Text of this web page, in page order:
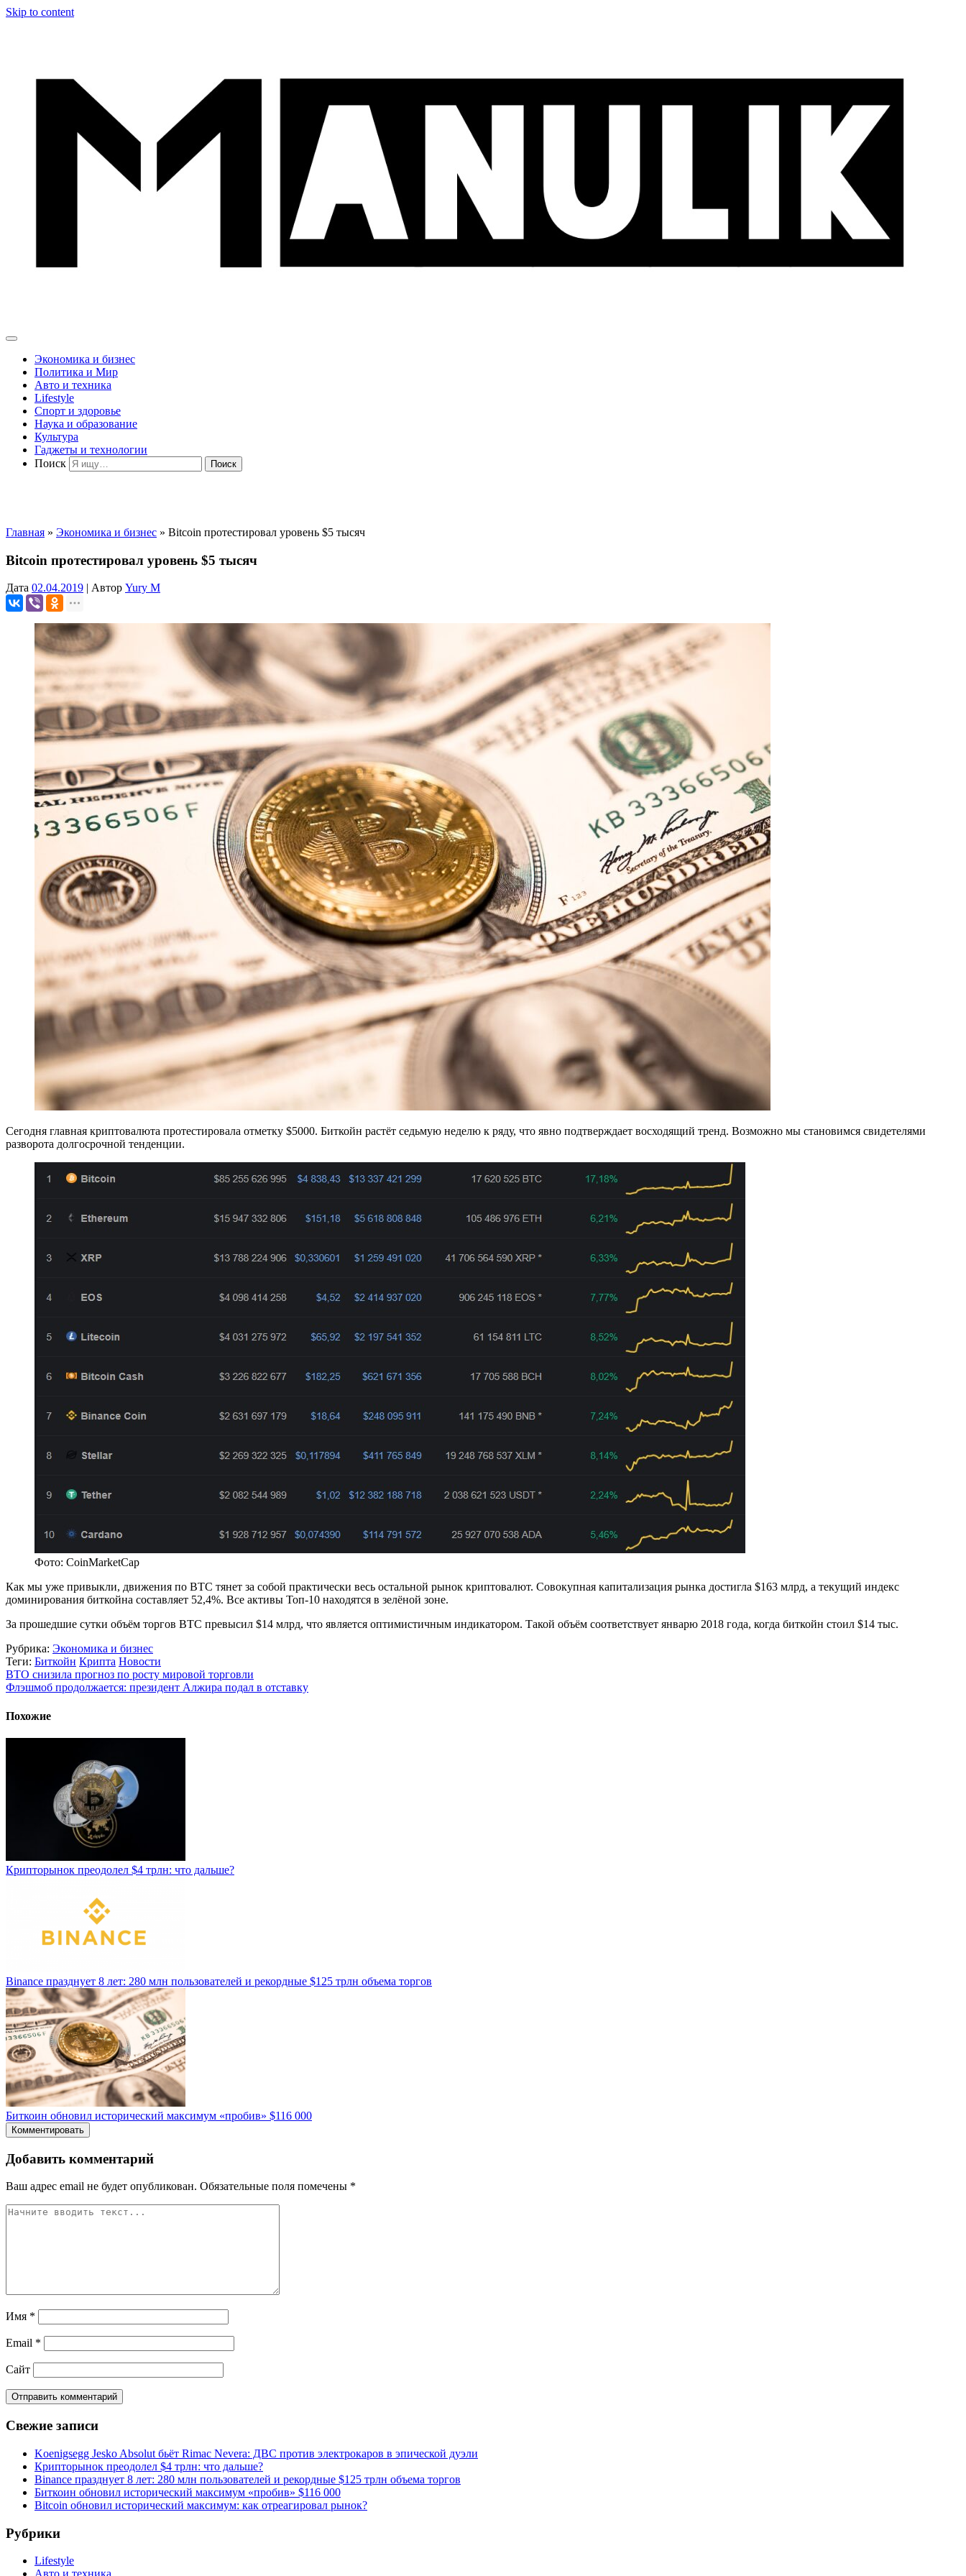
Skip to content
Экономика и бизнес
Политика и Мир
Авто и техника
Lifestyle
Спорт и здоровье
Наука и образование
Культура
Гаджеты и технологии
Поиск
Главная » Экономика и бизнес » Bitcoin протестировал уровень $5 тысяч
Bitcoin протестировал уровень $5 тысяч
Дата 02.04.2019 | Автор Yury M
Сегодня главная криптовалюта протестировала отметку $5000. Биткойн растёт седьмую неделю к ряду, что явно подтверждает восходящий тренд. Возможно мы становимся свидетелями
разворота долгосрочной тенденции.
Фото: CoinMarketCap
Как мы уже привыкли, движения по BTC тянет за собой практически весь остальной рынок криптовалют. Совокупная капитализация рынка достигла $163 млрд, а текущий индекс
доминирования биткойна составляет 52,4%. Все активы Топ-10 находятся в зелёной зоне.
За прошедшие сутки объём торгов BTC превысил $14 млрд, что является оптимистичным индикатором. Такой объём соответствует январю 2018 года, когда биткойн стоил $14 тыс.
Рубрика: Экономика и бизнес
Теги: Биткойн Крипта Новости
ВТО снизила прогноз по росту мировой торговли
Флэшмоб продолжается: президент Алжира подал в отставку
Похожие
Крипторынок преодолел $4 трлн: что дальше?
Binance празднует 8 лет: 280 млн пользователей и рекордные $125 трлн объема торгов
Биткоин обновил исторический максимум «пробив» $116 000
Комментировать
Добавить комментарий
Ваш адрес email не будет опубликован. Обязательные поля помечены *
Имя *
Email *
Сайт
Свежие записи
Koenigsegg Jesko Absolut бьёт Rimac Nevera: ДВС против электрокаров в эпической дуэли
Крипторынок преодолел $4 трлн: что дальше?
Binance празднует 8 лет: 280 млн пользователей и рекордные $125 трлн объема торгов
Биткоин обновил исторический максимум «пробив» $116 000
Bitcoin обновил исторический максимум: как отреагировал рынок?
Рубрики
Lifestyle